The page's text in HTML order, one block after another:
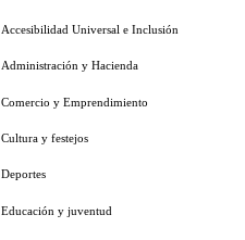
Accesibilidad Universal e Inclusión
Administración y Hacienda
Comercio y Emprendimiento
Cultura y festejos
Deportes
Educación y juventud